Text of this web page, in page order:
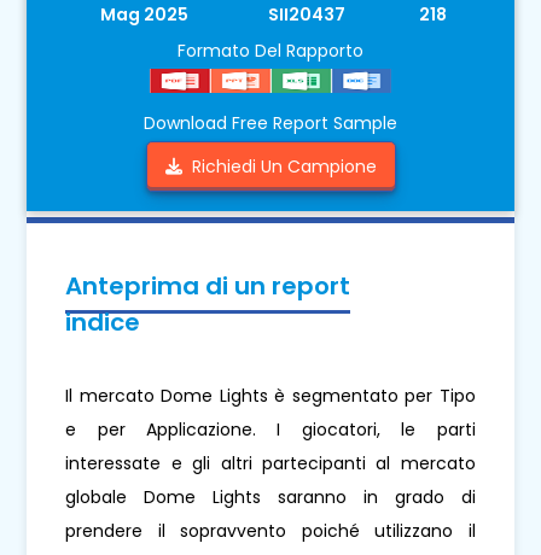
Mag 2025
SII20437
218
Formato Del Rapporto
Download Free Report Sample
Richiedi Un Campione
Anteprima di un report
indice
Il mercato Dome Lights è segmentato per Tipo
e per Applicazione. I giocatori, le parti
interessate e gli altri partecipanti al mercato
globale Dome Lights saranno in grado di
prendere il sopravvento poiché utilizzano il